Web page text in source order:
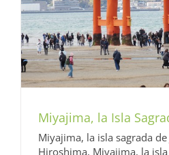
Miyajima, la Isla
Miyajima, la isla sagrada
Hiroshima, Miyajima, la